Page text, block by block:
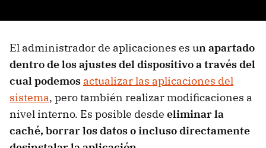
El administrador de aplicaciones es un apartado
dentro de los ajustes del dispositivo a través del
cual podemos actualizar las aplicaciones del
sistema, pero también realizar modificaciones a
nivel interno. Es posible desde eliminar la
caché, borrar los datos o incluso directamente